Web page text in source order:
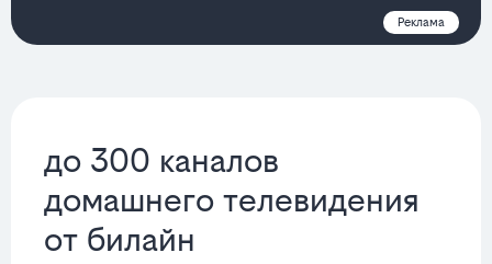
Реклама
до 300 каналов
домашнего телевидения
от билайн